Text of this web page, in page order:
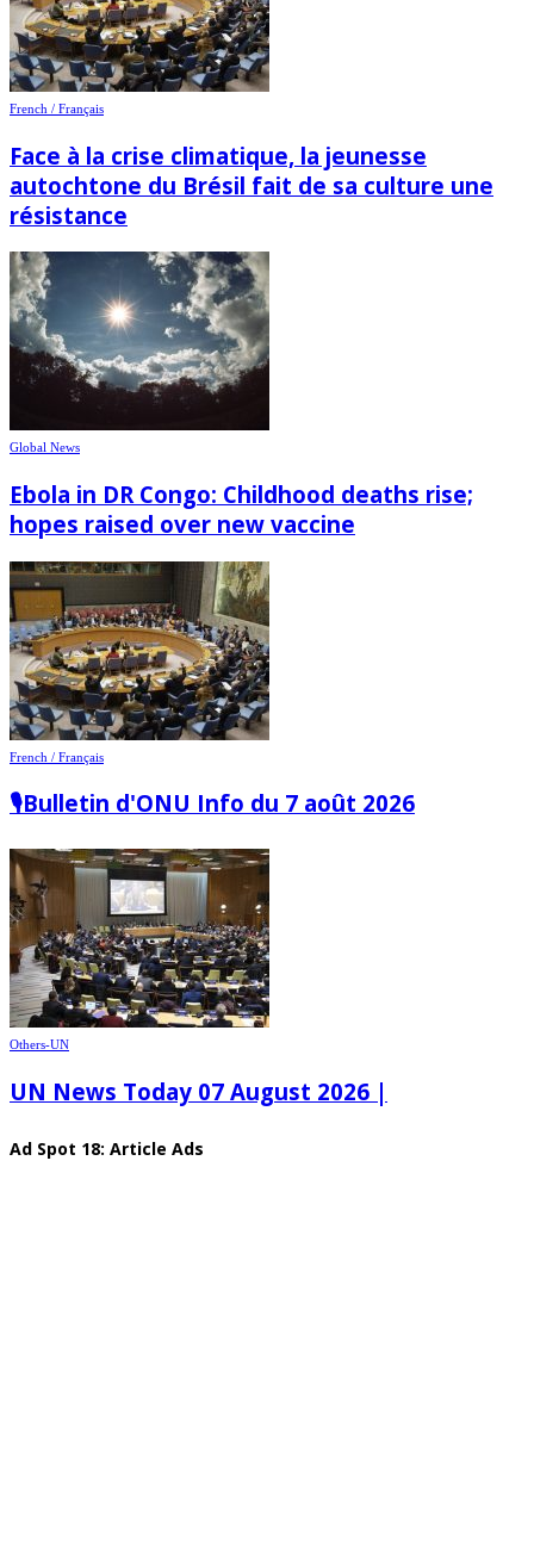
French / Français
Face à la crise climatique, la jeunesse
autochtone du Brésil fait de sa culture une
résistance
Global News
Ebola in DR Congo: Childhood deaths rise;
hopes raised over new vaccine
French / Français
🎙️Bulletin d'ONU Info du 7 août 2026
Others-UN
UN News Today 07 August 2026 |
Ad Spot 18: Article Ads